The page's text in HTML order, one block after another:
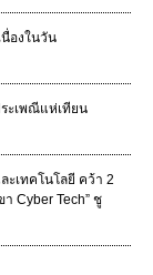
องในวัน
ะเพณีแห่เทียน
ะเทคโนโลยี คว้า 2
า Cyber Tech” ชู